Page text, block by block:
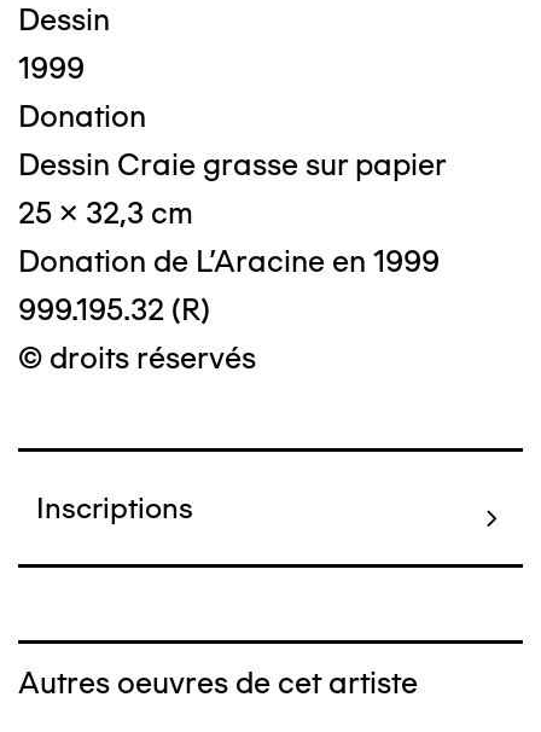
Dessin
1999
Donation
Dessin Craie grasse sur papier
25 x 32,3 cm
Donation de L'Aracine en 1999
999.195.32 (R)
© droits réservés
Inscriptions
Autres oeuvres de cet artiste